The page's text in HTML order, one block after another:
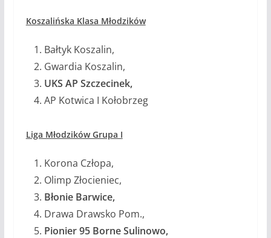
Koszalińska Klasa Młodzików
Bałtyk Koszalin,
Gwardia Koszalin,
UKS AP Szczecinek,
AP Kotwica I Kołobrzeg
Liga Młodzików Grupa I
Korona Człopa,
Olimp Złocieniec,
Błonie Barwice,
Drawa Drawsko Pom.,
Pionier 95 Borne Sulinowo,